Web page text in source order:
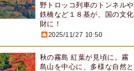
野トロッコ列車のトンネルや
鉄橋など１８基が、国の文化
財に！
2025/11/27 10:50
秋の霧島 紅葉が見頃に。霧
島山を中心に、多様な自然と